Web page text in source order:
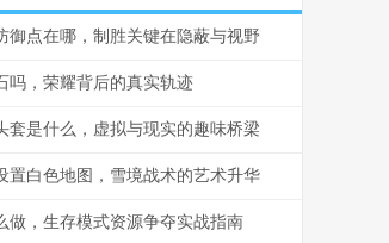
御点在哪，制胜关键在隐蔽与视野
吗，荣耀背后的真实轨迹
套是什么，虚拟与现实的趣味桥梁
置白色地图，雪境战术的艺术升华
做，生存模式资源争夺实战指南